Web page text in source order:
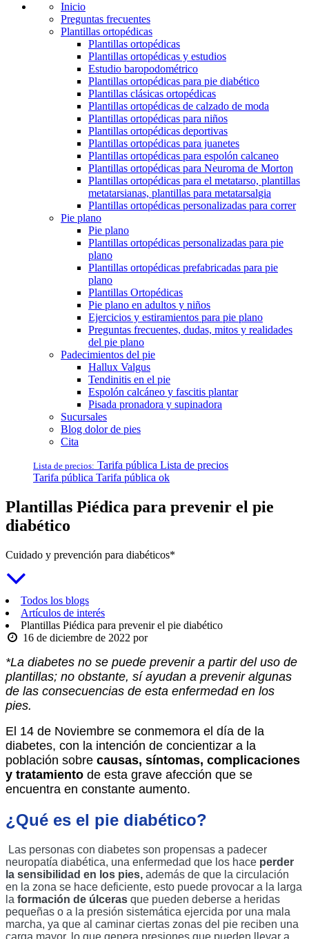
Inicio
Preguntas frecuentes
Plantillas ortopédicas
Plantillas ortopédicas
Plantillas ortopédicas y estudios
Estudio baropodométrico
Plantillas ortopédicas para pie diabético
Plantillas clásicas ortopédicas
Plantillas ortopédicas de calzado de moda
Plantillas ortopédicas para niños
Plantillas ortopédicas deportivas
Plantillas ortopédicas para juanetes
Plantillas ortopédicas para espolón calcaneo
Plantillas ortopédicas para Neuroma de Morton
Plantillas ortopédicas para el metatarso, plantillas
metatarsianas, plantillas para metatarsalgia
Plantillas ortopédicas personalizadas para correr
Pie plano
Pie plano
Plantillas ortopédicas personalizadas para pie
plano
Plantillas ortopédicas prefabricadas para pie
plano
Plantillas Ortopédicas
Pie plano en adultos y niños
Ejercicios y estiramientos para pie plano
Preguntas frecuentes, dudas, mitos y realidades
del pie plano
Padecimientos del pie
Hallux Valgus
Tendinitis en el pie
Espolón calcáneo y fascitis plantar
Pisada pronadora y supinadora
Sucursales
Blog dolor de pies
Cita
Lista de precios: Tarifa pública Lista de precios
Tarifa pública Tarifa pública ok
Plantillas Piédica para prevenir el pie
diabético
Cuidado y prevención para diabéticos*
Todos los blogs
Artículos de interés
Plantillas Piédica para prevenir el pie diabético
16 de diciembre de 2022 por
*La diabetes no se puede prevenir a partir del uso de
plantillas; no obstante, sí ayudan a prevenir algunas
de las consecuencias de esta enfermedad en los
pies.
El 14 de Noviembre se conmemora el día de la
diabetes, con la intención de concientizar a la
población sobre causas, síntomas, complicaciones
y tratamiento de esta grave afección que se
encuentra en constante aumento.
¿Qué es el pie diabético?
neuropatía diabética, una enfermedad que los hace perder
la sensibilidad en los pies, además de que la circulación
en la zona se hace deficiente, esto puede provocar a la larga
la formación de úlceras que pueden deberse a heridas
pequeñas o a la presión sistemática ejercida por una mala
marcha, ya que al caminar ciertas zonas del pie reciben una
carga mayor, lo que genera presiones que pueden llevar a